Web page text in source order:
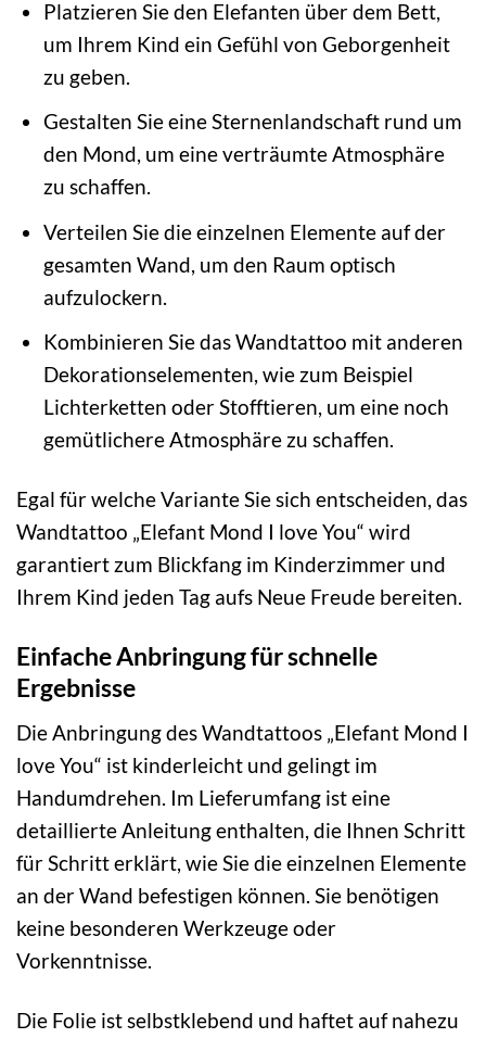
Platzieren Sie den Elefanten über dem Bett,
um Ihrem Kind ein Gefühl von Geborgenheit
zu geben.
Gestalten Sie eine Sternenlandschaft rund um
den Mond, um eine verträumte Atmosphäre
zu schaffen.
Verteilen Sie die einzelnen Elemente auf der
gesamten Wand, um den Raum optisch
aufzulockern.
Kombinieren Sie das Wandtattoo mit anderen
Dekorationselementen, wie zum Beispiel
Lichterketten oder Stofftieren, um eine noch
gemütlichere Atmosphäre zu schaffen.
Egal für welche Variante Sie sich entscheiden, das
Wandtattoo „Elefant Mond I love You“ wird
garantiert zum Blickfang im Kinderzimmer und
Ihrem Kind jeden Tag aufs Neue Freude bereiten.
Einfache Anbringung für schnelle
Ergebnisse
Die Anbringung des Wandtattoos „Elefant Mond I
love You“ ist kinderleicht und gelingt im
Handumdrehen. Im Lieferumfang ist eine
detaillierte Anleitung enthalten, die Ihnen Schritt
für Schritt erklärt, wie Sie die einzelnen Elemente
an der Wand befestigen können. Sie benötigen
keine besonderen Werkzeuge oder
Vorkenntnisse.
Die Folie ist selbstklebend und haftet auf nahezu